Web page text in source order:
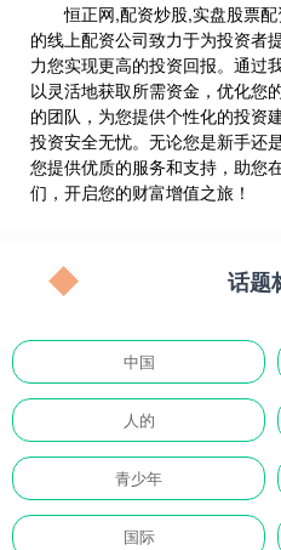
恒正网,配资炒股,实盘股票
的线上配资公司致力于为投资者
力您实现更高的投资回报。通过
以灵活地获取所需资金，优化您
的团队，为您提供个性化的投资
投资安全无忧。无论您是新手还
您提供优质的服务和支持，助您
们，开启您的财富增值之旅！
话题
中国
人的
青少年
国际